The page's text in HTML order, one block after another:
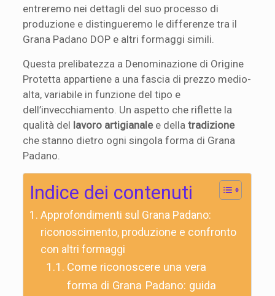
entreremo nei dettagli del suo processo di
produzione e distingueremo le differenze tra il
Grana Padano DOP e altri formaggi simili.
Questa prelibatezza a Denominazione di Origine
Protetta appartiene a una fascia di prezzo medio-
alta, variabile in funzione del tipo e
dell’invecchiamento. Un aspetto che riflette la
qualità del lavoro artigianalee dellatradizione
che stanno dietro ogni singola forma di Grana
Padano.
Indice dei contenuti
Approfondimenti sul Grana Padano:
riconoscimento, produzione e confronto
con altri formaggi
Come riconoscere una vera
forma di Grana Padano: guida